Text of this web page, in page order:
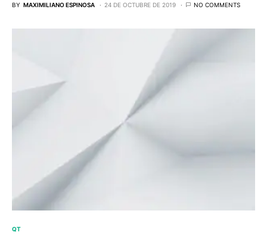
BY MAXIMILIANO ESPINOSA 24 DE OCTUBRE DE 2019 NO COMMENTS
QT